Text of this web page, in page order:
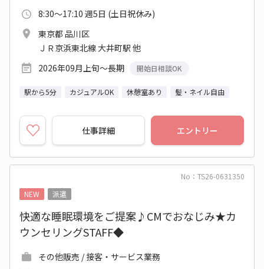
8:30～17:10 週5日 (土日祝休み)
東京都 品川区
ＪＲ京浜東北線 大井町駅 他
2026年09月上旬～長期
開始日相談OK
駅から5分 カジュアルOK 休憩室あり 髪・ネイル自由
仕事詳細 エントリー
No：TS26-0631350
NEW
派遣
快適な睡眠環境をご提案♪CMでおなじみ★カ
ウンセリングSTAFF◆
その他販売 / 接客・サービス業務